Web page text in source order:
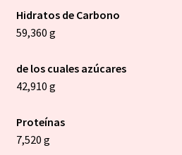
Hidratos de Carbono
59,360 g
de los cuales azúcares
42,910 g
Proteínas
7,520 g